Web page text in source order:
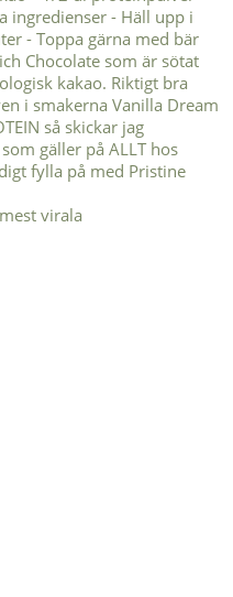
virala